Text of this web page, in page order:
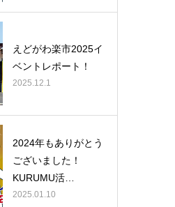
えどがわ楽市2025イ
ベントレポート！
2025.12.1
2024年もありがとう
ございました！
KURUMU活…
2025.01.10